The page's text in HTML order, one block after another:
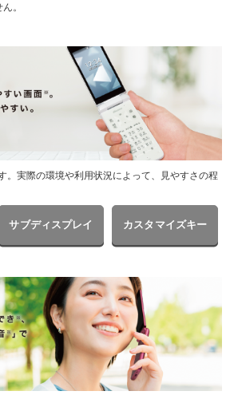
。
。実際の環境や利用状況によって、見やすさの程
サブディスプレイ カスタマイズキー